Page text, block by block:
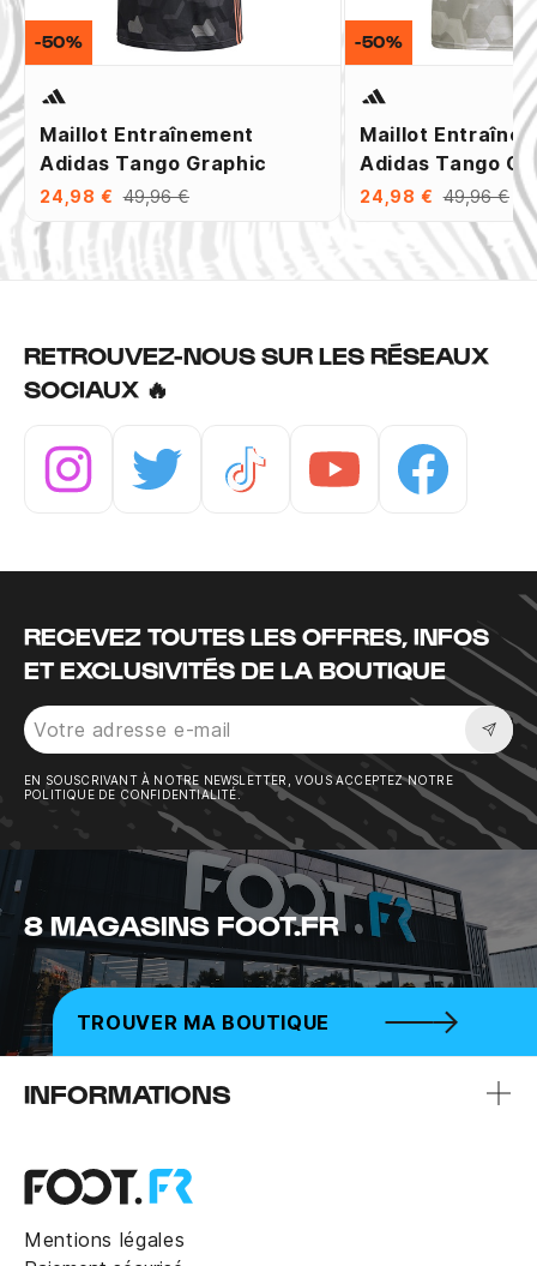
Maillot Entraînement
Adidas Tango Graphic
24,98 € 49,96 €
-50%
Maillot
Adidas Tango
24,98 € 49,96 €
-50%
RETROUVEZ-NOUS SUR LES RÉSEAUX
SOCIAUX 🔥
RECEVEZ TOUTES LES OFFRES, INFOS
ET EXCLUSIVITÉS DE LA BOUTIQUE
EN SOUSCRIVANT À NOTRE NEWSLETTER, VOUS ACCEPTEZ NOTRE
POLITIQUE DE CONFIDENTIALITÉ.
8 MAGASINS FOOT.FR
TROUVER MA BOUTIQUE
INFORMATIONS
Mentions légales